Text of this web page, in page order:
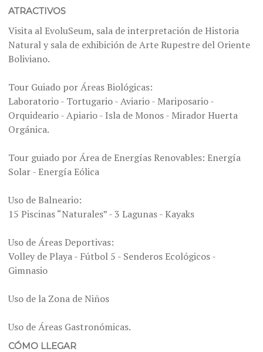
ATRACTIVOS
Visita al EvoluSeum, sala de interpretación de Historia
Natural y sala de exhibición de Arte Rupestre del Oriente
Boliviano.
Tour Guiado por Áreas Biológicas:
Laboratorio - Tortugario - Aviario - Mariposario -
Orquideario - Apiario - Isla de Monos - Mirador Huerta
Orgánica.
Tour guiado por Área de Energías Renovables: Energía
Solar - Energía Eólica
Uso de Balneario:
15 Piscinas “Naturales” - 3 Lagunas - Kayaks
Uso de Áreas Deportivas:
Volley de Playa - Fútbol 5 - Senderos Ecológicos -
Gimnasio
Uso de la Zona de Niños
Uso de Áreas Gastronómicas.
CÓMO LLEGAR